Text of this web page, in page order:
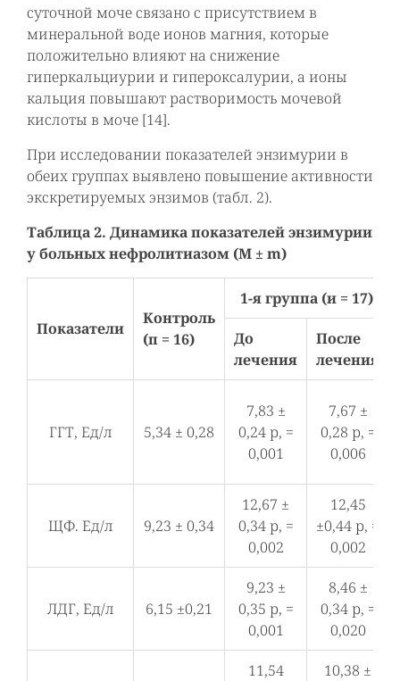
суточной моче связано с присутствием в
минеральной воде ионов магния, которые
положительно влияют на снижение
гиперкальциурии и гипероксалурии, а ионы
кальция повышают растворимость мочевой
кислоты в моче [14].
При исследовании показателей энзимурии в
обеих группах выявлено повышение активности
экскретируемых энзимов (табл. 2).
Таблица 2. Динамика показателей энзимурии
у больных нефролитиазом (M ± m)
Показатели
Контроль
(п = 16)
1-я группа (и = 17)
До
лечения
После
лечения
ГГТ, Ед/л 5,34 ± 0,28
7,83 ±
0,24 р, =
0,001
7,67 ±
0,28 р, =
0,006
ЩФ. Ед/л 9,23 ± 0,34
12,67 ±
0,34 р, =
0,002
12,45
±0,44 р, =
0,002
ЛДГ, Ед/л 6,15 ±0,21
9,23 ±
0,35 р, =
0,001
8,46 ±
0,34 р, =
0,020
11,54
10,38 ±